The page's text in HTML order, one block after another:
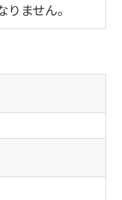
ません。